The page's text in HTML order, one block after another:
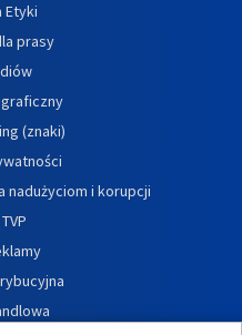
Etyki
prasy
(znaki)
nadużyciom i korupcji